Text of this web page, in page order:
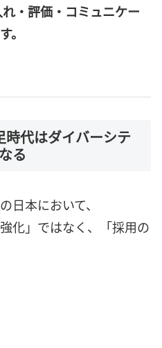
・評価・コミュニケー
。
代はダイバーシテ
る
日本において、
化」ではなく、「採用の